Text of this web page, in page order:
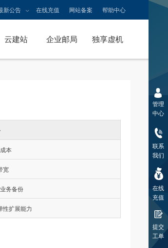
新公告 在线充值 网站备案 帮助中心
云建站 企业邮局 独享虚机
本
宽
务备份
性扩展能力
管理
中心
联系
我们
在线
充值
提交
工单